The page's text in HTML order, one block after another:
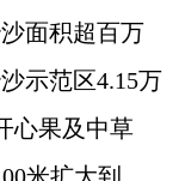
面积超百万
示范区4.15万
心果及中草